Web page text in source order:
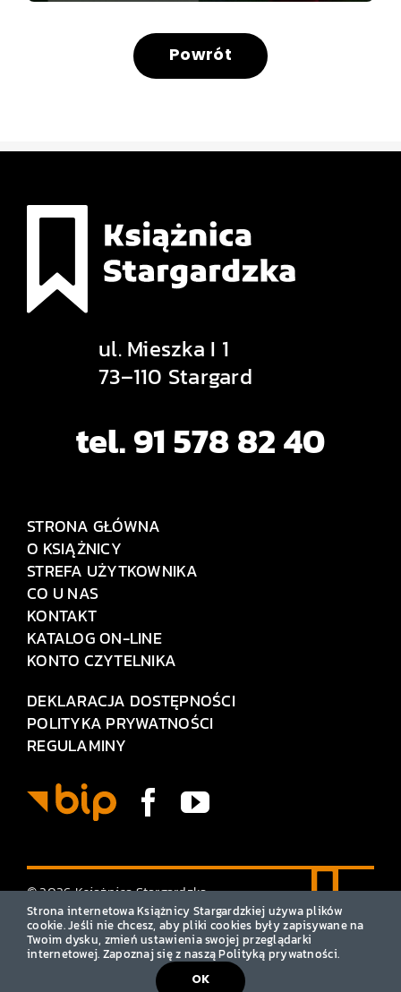
Powrót
ul. Mieszka I 1
73–110 Stargard
tel. 91 578 82 40
STRONA GŁÓWNA
O KSIĄŻNICY
STREFA UŻYTKOWNIKA
CO U NAS
KONTAKT
KATALOG ON-LINE
KONTO CZYTELNIKA
DEKLARACJA DOSTĘPNOŚCI
POLITYKA PRYWATNOŚCI
REGULAMINY
© 2026 Książnica Stargardzka
• Wszelkie prawa zastrzeżone
Strona internetowa Książnicy Stargardzkiej używa plików
cookie. Jeśli nie chcesz, aby pliki cookies były zapisywane na
Twoim dysku, zmień ustawienia swojej przeglądarki
internetowej. Zapoznaj się z naszą Polityką prywatności.
OK